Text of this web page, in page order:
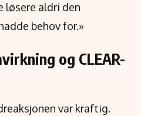
løsere aldri den
behov for.»
og CLEAR-
var kraftig.